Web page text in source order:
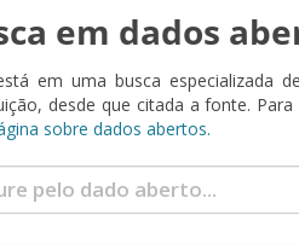
em dados
em uma busca especializada
desde que citada a fonte.
sobre dados abertos.